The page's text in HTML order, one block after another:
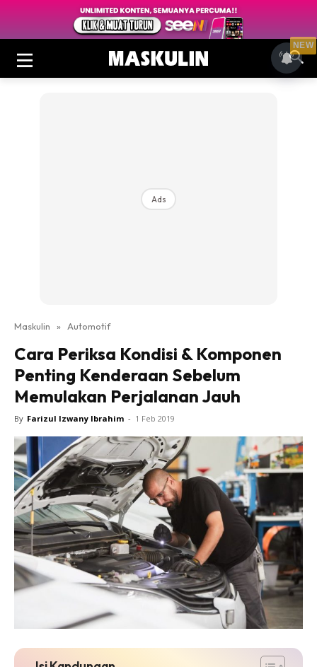
Ads
Maskulin » Automotif
Cara Periksa Kondisi & Komponen
Penting Kenderaan Sebelum
Memulakan Perjalanan Jauh
By Farizul Izwany Ibrahim - 1 Feb 2019
NEW